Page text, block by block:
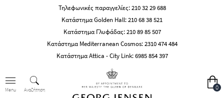
Τηλεφωνικές παραγγελίες:210 32 29 688
Κατάστημα Golden Hall:210 68 38 521
Κατάστημα Γλυφάδας:210 89 85 507
Κατάστημα Mediterranean Cosmos:2310 474 484
Κατάστημα Attica - City Link:6985 854 397
Menu Αναζήτηση 0